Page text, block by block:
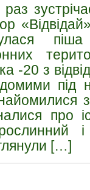
-20 з
під
про
і
[…]